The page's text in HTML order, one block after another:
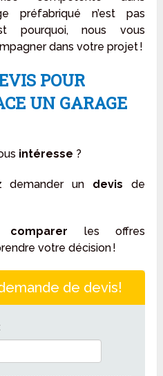
préfabriqué n’est pas
pourquoi, nous vous
dans votre projet !
POUR
UN GARAGE
intéresse ?
demander un devis de
comparer les offres
votre décision !
de devis!